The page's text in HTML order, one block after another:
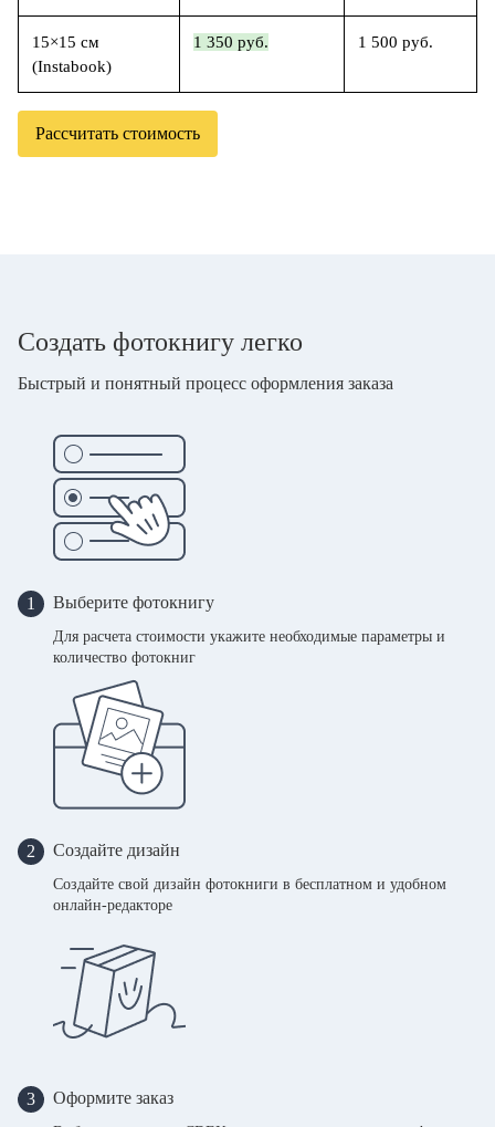
15×15 см
(Instabook)
1 350 руб. 1 500 руб.
Рассчитать стоимость
Создать фотокнигу легко
Быстрый и понятный процесс оформления заказа
1 Выберите фотокнигу
Для расчета стоимости укажите необходимые параметры и
количество фотокниг
2 Создайте дизайн
Создайте свой дизайн фотокниги в бесплатном и удобном
онлайн-редакторе
3 Оформите заказ